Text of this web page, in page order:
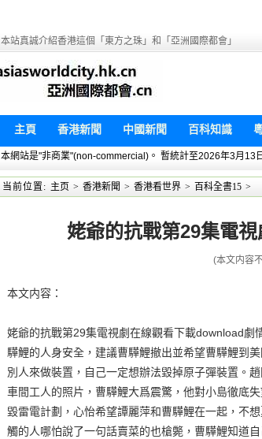
本站真誠介紹香港這個「東方之珠」和「亞洲國際都會」
主頁 香港新聞 中國新聞 百科知識
本網站是"非商業"(non-commercial)。 暫統計至2026年3月13
当前位置: 主页 > 香港新聞 > 香港看世界 > 百科全書15 >
姥爺的抗戰第29集電
(本文内容
本文内容：
姥爺的抗戰第29集電視劇在線觀看下載download劇
驊鯉的人身安全，建議曹驊鯉撤出並希望曹驊鯉到
別人來做裝置，自己一定想辦法毀掉原子彈裝置。
車間工人的照片，曹驊鯉大爲震驚，他對小島徹底
毀雷電計劃，心怡希望譚麗萍和曹驊鯉在一起，不
觸的人哪怕說了一句話賣菜的也槍斃，曹驊鯉知道